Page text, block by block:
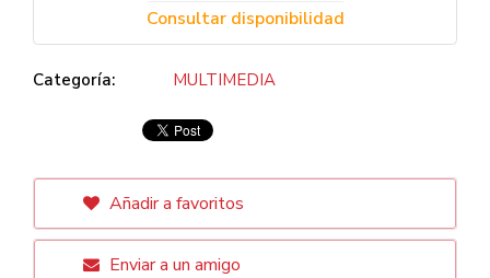
Consultar disponibilidad
Categoría: MULTIMEDIA
Añadir a favoritos
Enviar a un amigo